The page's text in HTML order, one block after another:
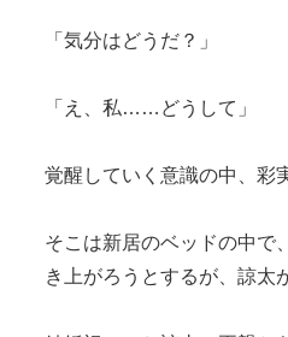
「気分はどうだ？」
「え、私……どうして」
覚醒していく意識の中、彩
そこは新居のベッドの中で
き上がろうとするが、諒太